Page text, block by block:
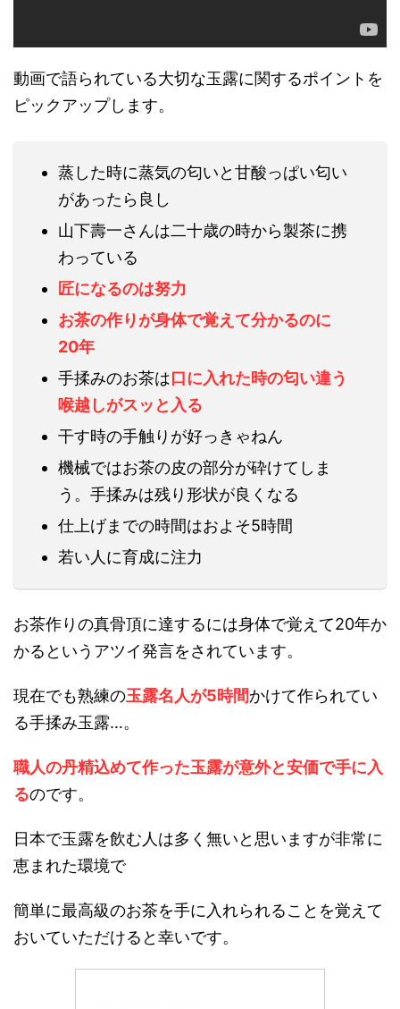
動画で語られている大切な玉露に関するポイントを
ピックアップします。
蒸した時に蒸気の匂いと甘酸っぱい匂い
があったら良し
山下壽一さんは二十歳の時から製茶に携
わっている
匠になるのは努力
お茶の作りが身体で覚えて分かるのに
20年
手揉みのお茶は口に入れた時の匂い違う
喉越しがスッと入る
干す時の手触りが好っきゃねん
機械ではお茶の皮の部分が砕けてしま
う。手揉みは残り形状が良くなる
仕上げまでの時間はおよそ5時間
若い人に育成に注力
お茶作りの真骨頂に達するには身体で覚えて20年か
かるというアツイ発言をされています。
現在でも熟練の玉露名人が5時間かけて作られてい
る手揉み玉露…。
職人の丹精込めて作った玉露が意外と安価で手に入
るのです。
日本で玉露を飲む人は多く無いと思いますが非常に
恵まれた環境で
簡単に最高級のお茶を手に入れられることを覚えて
おいていただけると幸いです。